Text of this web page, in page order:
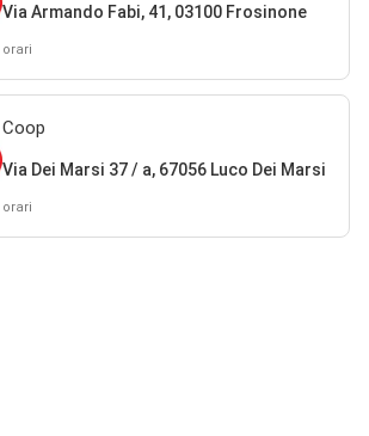
Via Armando Fabi, 41, 03100 Frosinone
orari
Coop
Via Dei Marsi 37 / a, 67056 Luco Dei Marsi
orari